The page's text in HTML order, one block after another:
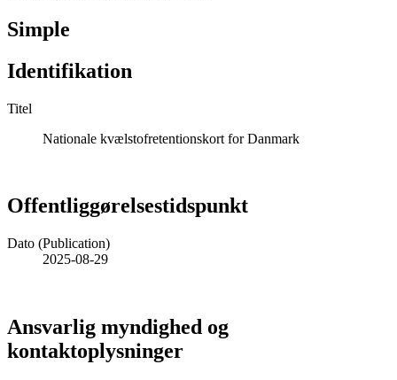
Simple
Identifikation
Titel
Nationale kvælstofretentionskort for Danmark
Offentliggørelsestidspunkt
Dato (Publication)
2025-08-29
Ansvarlig myndighed og
kontaktoplysninger